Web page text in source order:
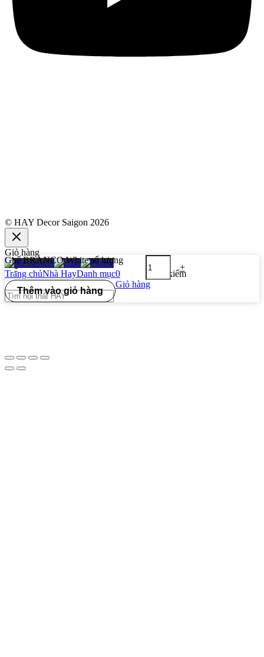
© HAY Decor Saigon 2026
Giỏ hàng
Trang chủNhà HayDanh mục0
Giỏ hàng
Tìm kiếm
-
Ghế BRANCO White số lượng
+
Thêm vào giỏ hàng